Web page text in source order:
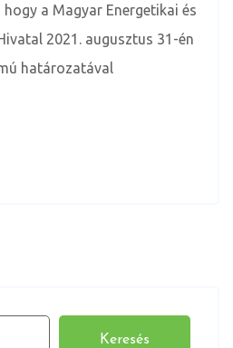
a Magyar Energetikai és
2021. augusztus 31-én
határozatával
Keresés